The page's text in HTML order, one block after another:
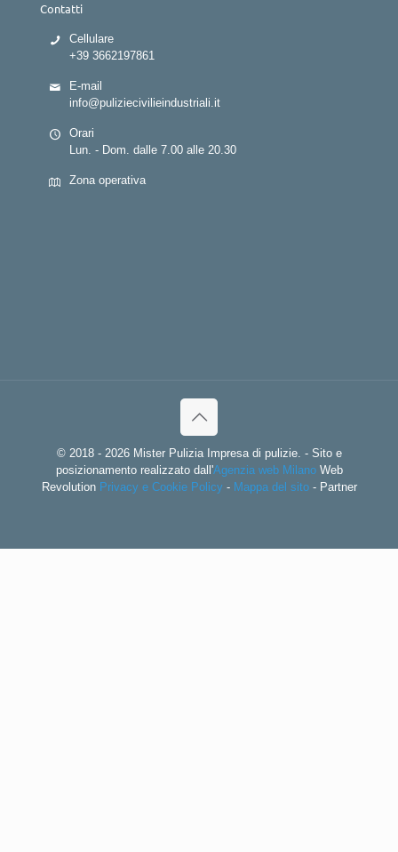
Contatti
Cellulare
+39 3662197861
E-mail
info@puliziecivilieindustriali.it
Orari
Lun. - Dom. dalle 7.00 alle 20.30
Zona operativa
© 2018 - 2026 Mister Pulizia Impresa di pulizie. - Sito e
posizionamento realizzato dall'Agenzia web MilanoWeb
Revolution Privacy e Cookie Policy- Mappa del sito- Partner